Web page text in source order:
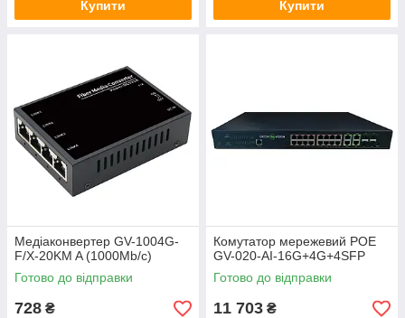
Купити Купити
Медіаконвертер GV-1004G-
F/X-20KM A (1000Mb/c)
Готово до відправки
728 ₴
Комутатор мережевий POE
GV-020-AI-16G+4G+4SFP
Готово до відправки
11 703 ₴